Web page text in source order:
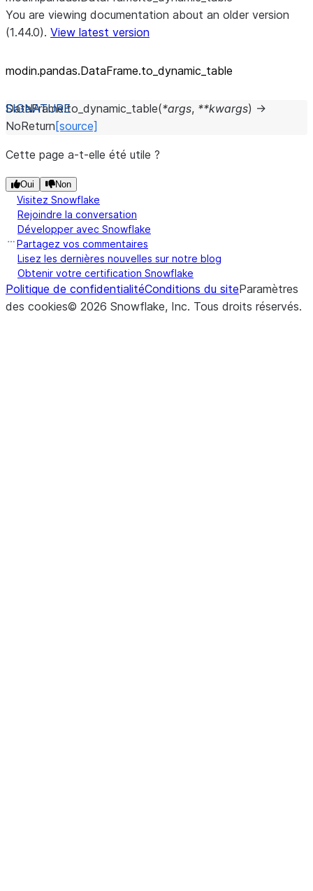
You are viewing documentation about an older version
(1.44.0). View latest version
modin.pandas.DataFrame.to_ dynamic_ table
DataFrame.to_dynamic_table(*args, **kwargs) →
NoReturn [source]
Cette page a-t-elle été utile ?
Oui Non
Visitez Snowflake
Rejoindre la conversation
Développer avec Snowflake
Partagez vos commentaires
Lisez les dernières nouvelles sur notre blog
Obtenir votre certification Snowflake
Politique de confidentialitéConditions du siteParamètres
des cookies© 2026 Snowflake, Inc. Tous droits réservés.